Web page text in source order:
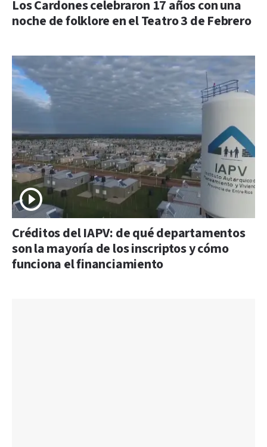
Los Cardones celebraron 17 años con una
noche de folklore en el Teatro 3 de Febrero
Créditos del IAPV: de qué departamentos
son la mayoría de los inscriptos y cómo
funciona el financiamiento